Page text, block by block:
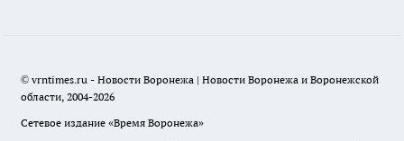
© vrntimes.ru - Новости Воронежа | Новости Воронежа и Воронежской
области, 2004-2026
Сетевое издание «Время Воронежа»